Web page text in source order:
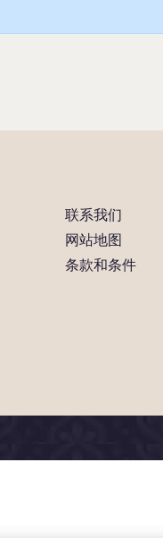
联系我们
网站地图
条款和条件